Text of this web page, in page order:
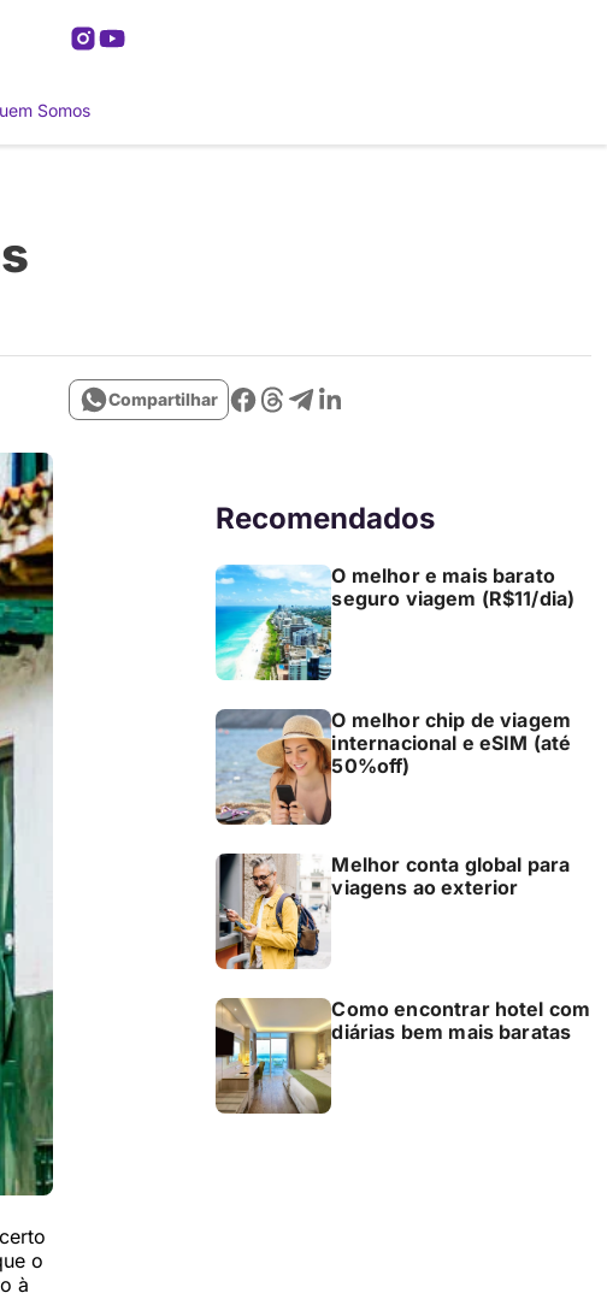
Somos
Compartilhar
o
à
Recomendados
O melhor e mais barato
seguro viagem (R$11/dia)
O melhor chip de viagem
internacional e eSIM (até
50%off)
Melhor conta global para
viagens ao exterior
Como encontrar hotel com
diárias bem mais baratas